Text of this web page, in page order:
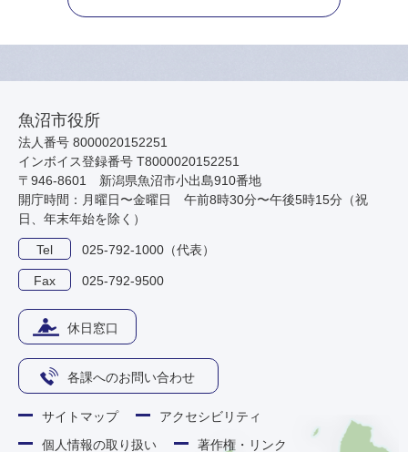
魚沼市役所
法人番号 8000020152251
インボイス登録番号 T8000020152251
〒946-8601 新潟県魚沼市小出島910番地
開庁時間：月曜日〜金曜日 午前8時30分〜午後5時15分（祝
日、年末年始を除く）
Tel 025-792-1000（代表）
Fax 025-792-9500
休日窓口
各課へのお問い合わせ
サイトマップ
アクセシビリティ
個人情報の取り扱い
著作権・リンク